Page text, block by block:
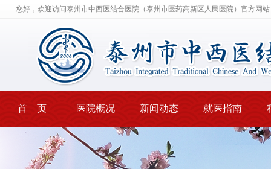
您好，欢迎访问泰州市中西医结合医院（泰州市医药高新区人民医院）官方网
首 页 医院概况 新闻动态 就医指南